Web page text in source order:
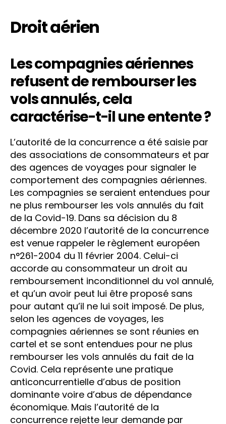
Droit aérien
Les compagnies aériennes
refusent de rembourser les
vols annulés, cela
caractérise-t-il une entente ?
L’autorité de la concurrence a été saisie par
des associations de consommateurs et par
des agences de voyages pour signaler le
comportement des compagnies aériennes.
Les compagnies se seraient entendues pour
ne plus rembourser les vols annulés du fait
de la Covid-19. Dans sa décision du 8
décembre 2020 l’autorité de la concurrence
est venue rappeler le règlement européen
n°261-2004 du 11 février 2004. Celui-ci
accorde au consommateur un droit au
remboursement inconditionnel du vol annulé,
et qu’un avoir peut lui être proposé sans
pour autant qu’il ne lui soit imposé. De plus,
selon les agences de voyages, les
compagnies aériennes se sont réunies en
cartel et se sont entendues pour ne plus
rembourser les vols annulés du fait de la
Covid. Cela représente une pratique
anticoncurrentielle d’abus de position
dominante voire d’abus de dépendance
économique. Mais l’autorité de la
concurrence rejette leur demande par